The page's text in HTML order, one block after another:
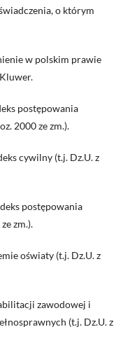
o którym
w polskim prawie
postępowania
2000 ze zm.).
cywilny (t.j. Dz.U. z
postępowania
zm.).
oświaty (t.j. Dz.U. z
zawodowej i
(t.j. Dz.U. z